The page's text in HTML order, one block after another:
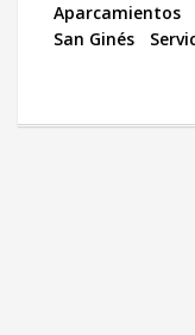
Aparcamientos
San Ginés